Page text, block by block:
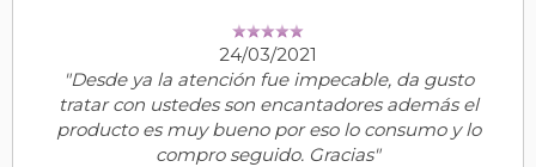
24/03/2021
"Desde ya la atención fue impecable, da gusto
tratar con ustedes son encantadores además el
producto es muy bueno por eso lo consumo y lo
compro seguido. Gracias"